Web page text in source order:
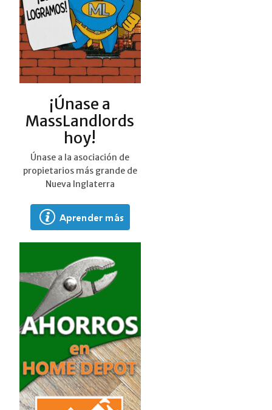
¡Únase a
MassLandlords
hoy!
Únase a la asociación de
propietarios más grande de
Nueva Inglaterra